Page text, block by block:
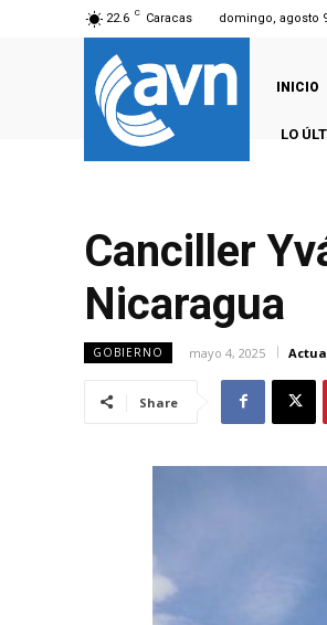
22.6 C Caracas domingo, agosto
INICIO
LO
Canciller
Nicaragua
GOBIERNO mayo 4, 2025
Share